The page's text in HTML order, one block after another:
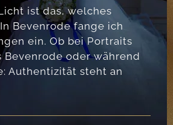
ist das, welches
Bevenrode fange ich
ein. Ob bei Portraits
Bevenrode oder während
Authentizität steht an